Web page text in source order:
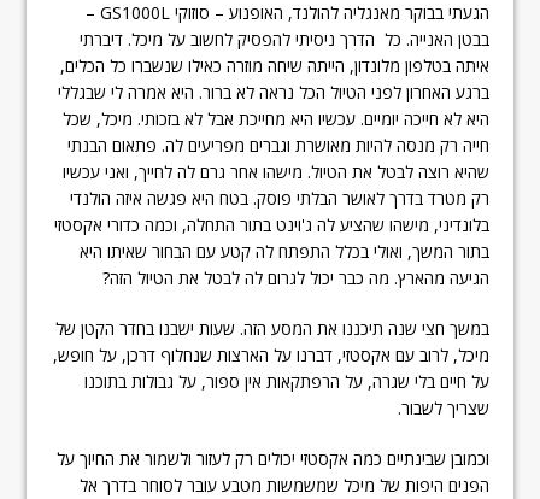
הגעתי בבוקר מאנגליה להולנד, האופנוע – סוזוקי GS1000L –
בבטן האנייה. כל הדרך ניסיתי להפסיק לחשוב על מיכל. דיברתי
איתה בטלפון מלונדון, הייתה שיחה מוזרה כאילו שנשברו כל הכלים,
ברגע האחרון לפני הטיול הכל נראה לא ברור. היא אמרה לי שבגללי
היא לא חייכה יומיים. עכשיו היא מחייכת אבל לא בזכותי. מיכל, שכל
חייה רק מנסה להיות מאושרת וגברים מפריעים לה. פתאום הבנתי
שהיא רוצה לבטל את הטיול. מישהו אחר גרם לה לחייך, ואני עכשיו
רק מטרד בדרך לאושר הבלתי פוסק. בטח היא פגשה איזה הולנדי
בלונדיני, מישהו שהציע לה ג'וינט בתור התחלה, וכמה כדורי אקסטזי
בתור המשך, ואולי בכלל התפתח לה קטע עם הבחור שאיתו היא
הגיעה מהארץ. מה כבר יכול לגרום לה לבטל את הטיול הזה?
במשך חצי שנה תיכננו את המסע הזה. שעות ישבנו בחדר הקטן של
מיכל, לרוב עם אקסטזי, דברנו על הארצות שנחלוף דרכן, על חופש,
על חיים בלי שגרה, על הרפתקאות אין ספור, על גבולות בתוכנו
שצריך לשבור.
וכמובן שבינתיים כמה אקסטזי יכולים רק לעזור ולשמור את החיוך על
הפנים היפות של מיכל שמשמשות מטבע עובר לסוחר בדרך אל